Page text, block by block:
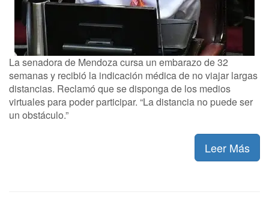
La senadora de Mendoza cursa un embarazo de 32
semanas y recibió la indicación médica de no viajar largas
distancias. Reclamó que se disponga de los medios
virtuales para poder participar. “La distancia no puede ser
un obstáculo.”
Leer Más